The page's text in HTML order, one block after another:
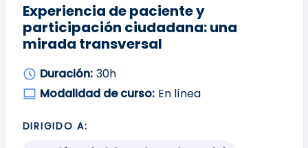
Experiencia de paciente y
participación ciudadana: una
mirada transversal
Duración: 30h
Modalidad de curso: En línea
DIRIGIDO A: